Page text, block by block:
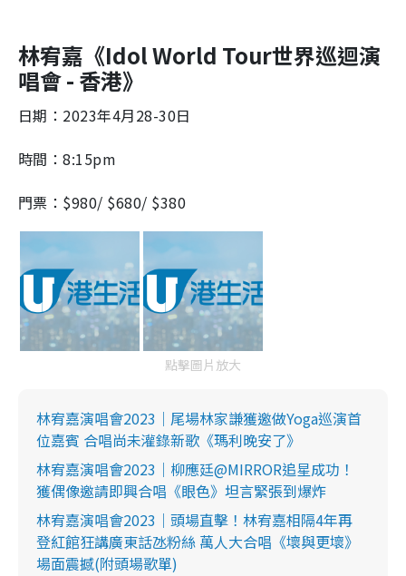
林宥嘉《Idol World Tour世界巡迴演
唱會 - 香港》
日期：2023年4月28-30日
時間：8:15pm
門票：$980/ $680/ $380
點擊圖片放大
林宥嘉演唱會2023｜尾場林家謙獲邀做Yoga巡演首
位嘉賓 合唱尚未灌錄新歌《瑪利晚安了》
林宥嘉演唱會2023｜柳應廷@MIRROR追星成功！
獲偶像邀請即興合唱《眼色》坦言緊張到爆炸
林宥嘉演唱會2023｜頭場直擊！林宥嘉相隔4年再
登紅館狂講廣東話氹粉絲 萬人大合唱《壞與更壞》
場面震撼(附頭場歌單)